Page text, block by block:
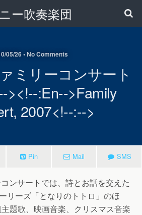
ー吹奏楽団
05/26 • No Comments
ミリーコンサート
><!--:en-->Family
2007<!--:-->
Pin Mail SMS
ンサートでは、詩とお話を交えた
リーズ「となりのトトロ」のほ
題歌、映画音楽、クリスマス音楽